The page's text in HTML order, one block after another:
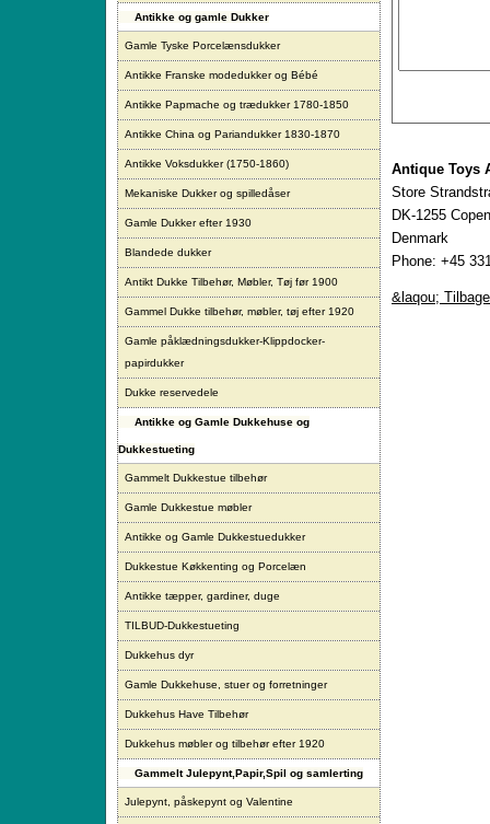
Antikke og gamle Dukker
Gamle Tyske Porcelænsdukker
Antikke Franske modedukker og Bébé
Antikke Papmache og trædukker 1780-1850
Antikke China og Pariandukker 1830-1870
Antikke Voksdukker (1750-1860)
Mekaniske Dukker og spilledåser
Gamle Dukker efter 1930
Blandede dukker
Antikt Dukke Tilbehør, Møbler, Tøj før 1900
Gammel Dukke tilbehør, møbler, tøj efter 1920
Gamle påklædningsdukker-Klippdocker-
papirdukker
Dukke reservedele
Antikke og Gamle Dukkehuse og
Dukkestueting
Gammelt Dukkestue tilbehør
Gamle Dukkestue møbler
Antikke og Gamle Dukkestuedukker
Dukkestue Køkkenting og Porcelæn
Antikke tæpper, gardiner, duge
TILBUD-Dukkestueting
Dukkehus dyr
Gamle Dukkehuse, stuer og forretninger
Dukkehus Have Tilbehør
Dukkehus møbler og tilbehør efter 1920
Gammelt Julepynt,Papir,Spil og samlerting
Julepynt, påskepynt og Valentine
Antique Toys
Store
DK-1255
Denmark
Phone: +45
&laqou; Tilbage